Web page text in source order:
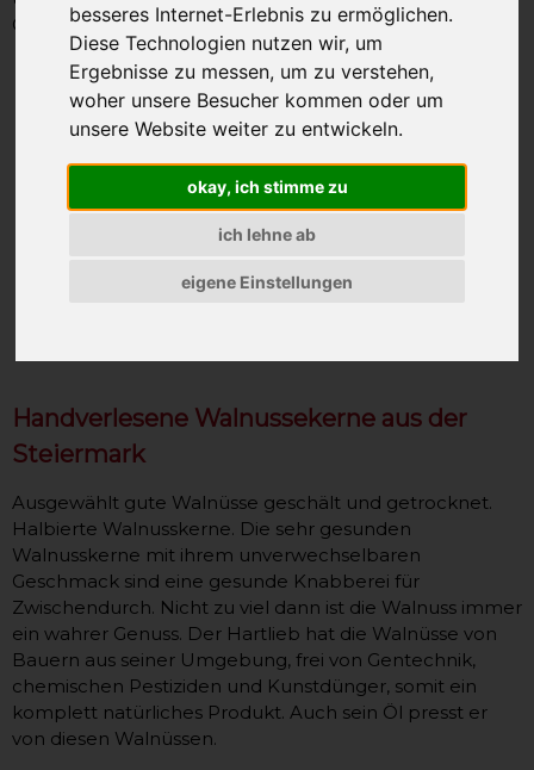
besseres Internet-Erlebnis zu ermöglichen.
Diese Technologien nutzen wir, um
Ergebnisse zu messen, um zu verstehen,
woher unsere Besucher kommen oder um
unsere Website weiter zu entwickeln.
okay, ich stimme zu
ich lehne ab
eigene Einstellungen
Gewicht: 250g
Handverlesene Walnussekerne aus der
Steiermark
Ausgewählt gute Walnüsse geschält und getrocknet.
Halbierte Walnusskerne. Die sehr gesunden
Walnusskerne mit ihrem unverwechselbaren
Geschmack sind eine gesunde Knabberei für
Zwischendurch. Nicht zu viel dann ist die Walnuss immer
ein wahrer Genuss. Der Hartlieb hat die Walnüsse von
Bauern aus seiner Umgebung, frei von Gentechnik,
chemischen Pestiziden und Kunstdünger, somit ein
komplett natürliches Produkt. Auch sein Öl presst er
von diesen Walnüssen.